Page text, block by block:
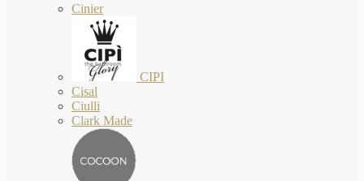
Cinier
CIPI
Cisal
Ciulli
Clark Made